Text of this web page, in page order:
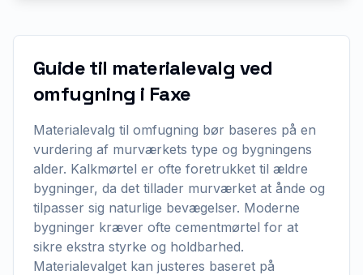
Guide til materialevalg ved
omfugning i Faxe
Materialevalg til omfugning bør baseres på en
vurdering af murværkets type og bygningens
alder. Kalkmørtel er ofte foretrukket til ældre
bygninger, da det tillader murværket at ånde og
tilpasser sig naturlige bevægelser. Moderne
bygninger kræver ofte cementmørtel for at
sikre ekstra styrke og holdbarhed.
Materialevalget kan justeres baseret på